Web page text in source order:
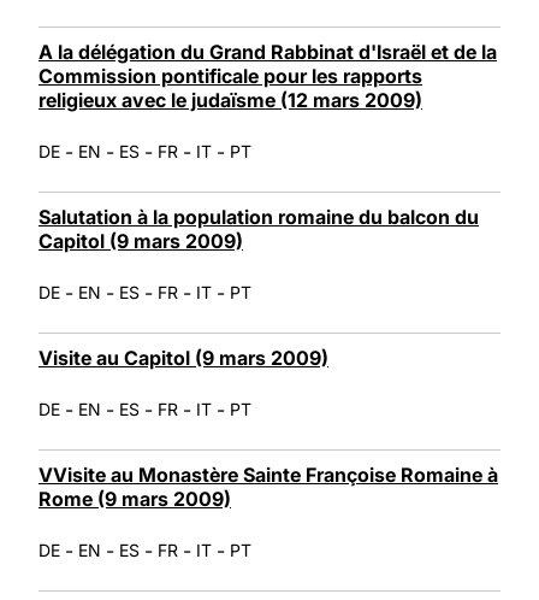
A la délégation du Grand Rabbinat d'Israël et de la
Commission pontificale pour les rapports
religieux avec le judaïsme (12 mars 2009)
DE - EN - ES - FR - IT - PT
Salutation à la population romaine du balcon du
Capitol (9 mars 2009)
DE - EN - ES - FR - IT - PT
Visite au Capitol (9 mars 2009)
DE - EN - ES - FR - IT - PT
VVisite au Monastère Sainte Françoise Romaine à
Rome (9 mars 2009)
DE - EN - ES - FR - IT - PT